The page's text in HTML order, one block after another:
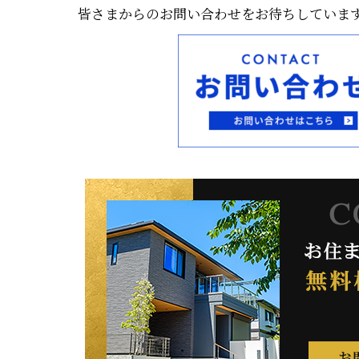
皆さまからのお問い合わせをお待ちしていま